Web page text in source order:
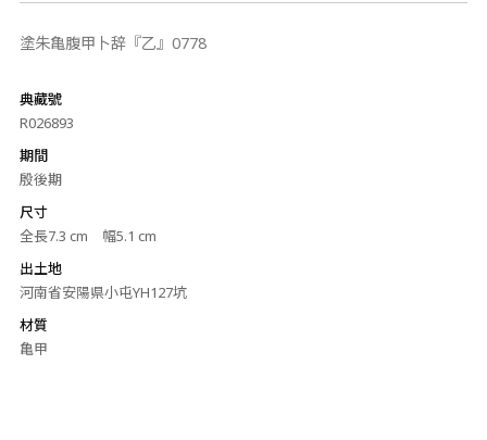
塗朱亀腹甲卜辞『乙』0778
典藏號
R026893
期間
殷後期
尺寸
全長7.3 cm 幅5.1 cm
出土地
河南省安陽県小屯YH127坑
材質
亀甲